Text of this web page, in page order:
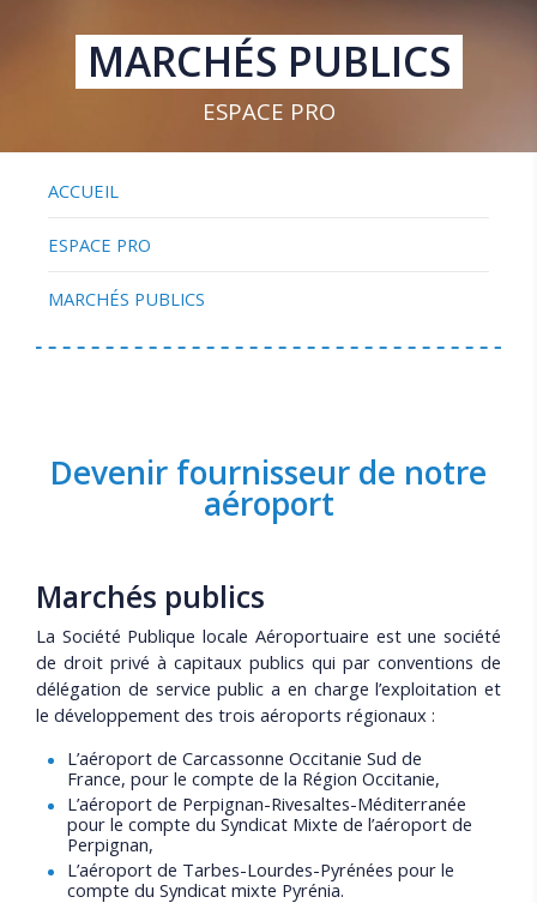
MARCHÉS PUBLICS
ESPACE PRO
ACCUEIL
ESPACE PRO
MARCHÉS PUBLICS
Devenir fournisseur de notre
aéroport
Marchés publics
La Société Publique locale Aéroportuaire est une société
de droit privé à capitaux publics qui par conventions de
délégation de service public a en charge l’exploitation et
le développement des trois aéroports régionaux :
L’aéroport de Carcassonne Occitanie Sud de
France, pour le compte de la Région Occitanie,
L’aéroport de Perpignan-Rivesaltes-Méditerranée
pour le compte du Syndicat Mixte de l’aéroport de
Perpignan,
L’aéroport de Tarbes-Lourdes-Pyrénées pour le
compte du Syndicat mixte Pyrénia.